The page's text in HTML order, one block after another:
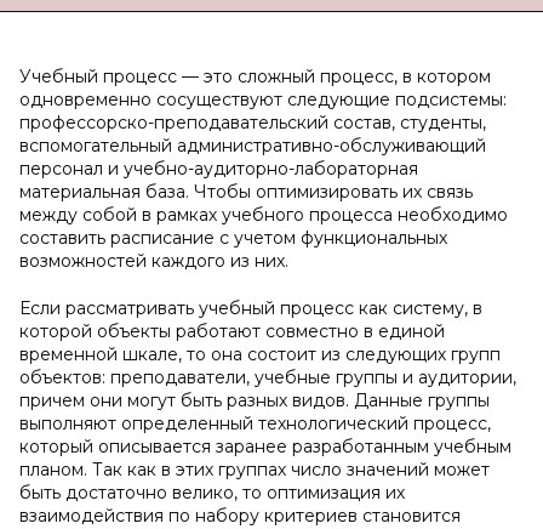
Учебный процесс — это сложный процесс, в котором
одновременно сосуществуют следующие подсистемы:
профессорско-преподавательский состав, студенты,
вспомогательный административно-обслуживающий
персонал и учебно-аудиторно-лабораторная
материальная база. Чтобы оптимизировать их связь
между собой в рамках учебного процесса необходимо
составить расписание с учетом функциональных
возможностей каждого из них.
Если рассматривать учебный процесс как систему, в
которой объекты работают совместно в единой
временной шкале, то она состоит из следующих групп
объектов: преподаватели, учебные группы и аудитории,
причем они могут быть разных видов. Данные группы
выполняют определенный технологический процесс,
который описывается заранее разработанным учебным
планом. Так как в этих группах число значений может
быть достаточно велико, то оптимизация их
взаимодействия по набору критериев становится